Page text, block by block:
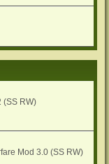
(SS RW)
Mod 3.0 (SS RW)